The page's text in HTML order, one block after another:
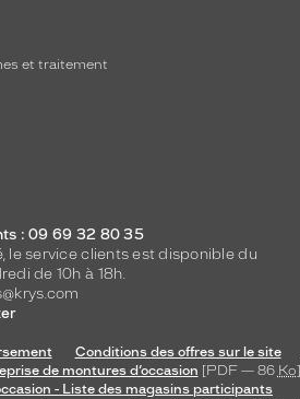
et traitement
: 09 69 32 80 35
le service clients est disponible du
de 10h à 18h.
Conditions des offres sur le site
de montures d’occasion [PDF — 86 Ko]
- Liste des magasins participants